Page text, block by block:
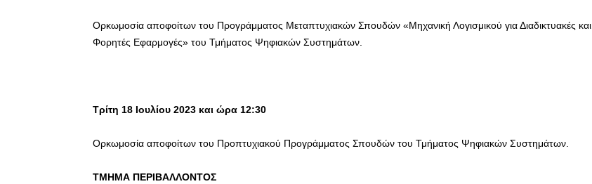
Ορκωμοσία αποφοίτων του Προγράμματος Μεταπτυχιακών Σπουδών «Μηχανική Λογισμικού για Διαδικτυακές και
Φορητές Εφαρμογές» του Τμήματος Ψηφιακών Συστημάτων.
Τρίτη 18 Ιουλίου 2023 και ώρα 12:30
Ορκωμοσία αποφοίτων του Προπτυχιακού Προγράμματος Σπουδών του Τμήματος Ψηφιακών Συστημάτων.
ΤΜΗΜΑ ΠΕΡΙΒΑΛΛΟΝΤΟΣ